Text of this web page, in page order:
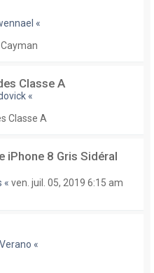
«
Classe A
«
Classe A
iPhone 8 Gris Sidéral
« ven. juil. 05, 2019 6:15 am
«